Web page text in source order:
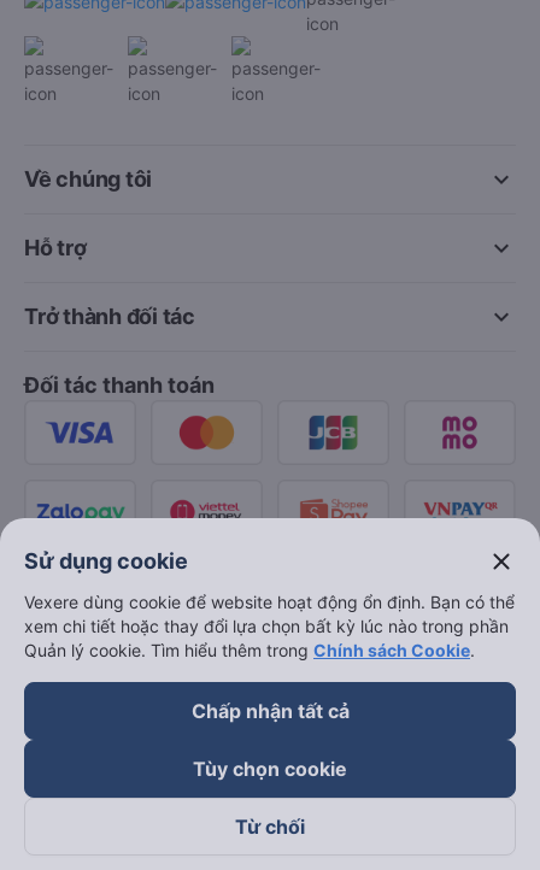
keyboard_arrow_down
Về chúng tôi
keyboard_arrow_down
Hỗ trợ
keyboard_arrow_down
Trở thành đối tác
Đối tác thanh toán
Sử dụng cookie close
Vexere dùng cookie để website hoạt động ổn định. Bạn có thể
xem chi tiết hoặc thay đổi lựa chọn bất kỳ lúc nào trong phần
Quản lý cookie. Tìm hiểu thêm trong Chính sách Cookie.
Chấp nhận tất cả
Tùy chọn cookie
Từ chối